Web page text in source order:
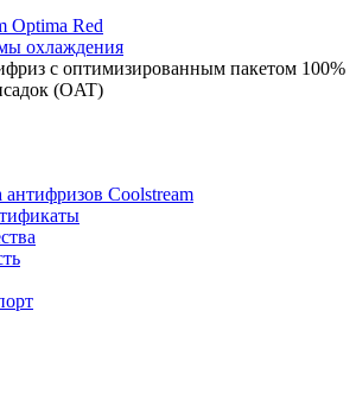
Optima Red
охлаждения
с оптимизированным пакетом 100%
(OAT)
Coolstream